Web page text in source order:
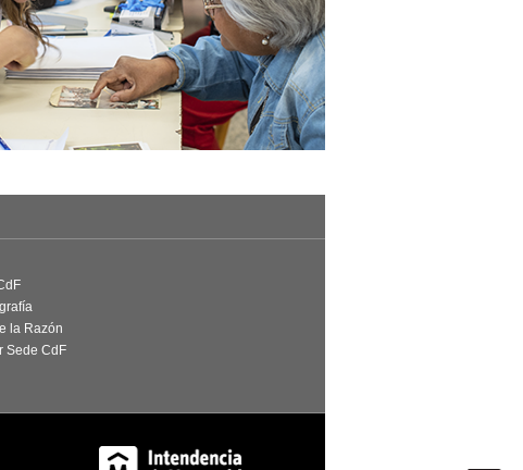
la Razón
Sede CdF